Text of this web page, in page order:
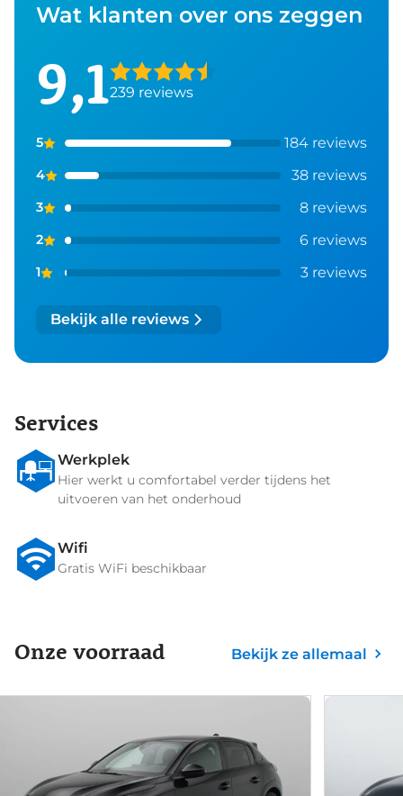
Wat klanten over ons zeggen
9,1239 reviews
5 184 reviews
4 38 reviews
3 8 reviews
2 6 reviews
1 3 reviews
Bekijk alle reviews
Services
Werkplek
Hier werkt u comfortabel verder tijdens het
uitvoeren van het onderhoud
Wifi
Gratis WiFi beschikbaar
Onze voorraad Bekijk ze allemaal